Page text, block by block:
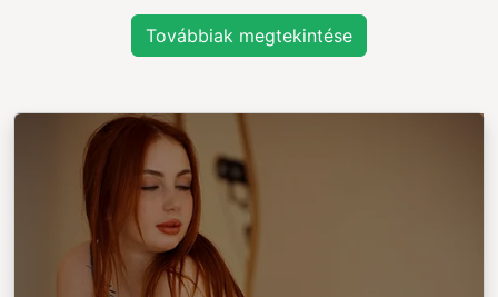
Továbbiak megtekintése